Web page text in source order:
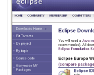
android